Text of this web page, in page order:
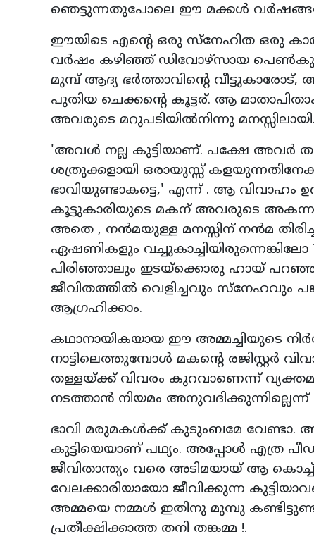
ഞെട്ടുന്നതുപോലെ ഈ മക്കള്‍
ഈയിടെ എന്റെ ഒരു സ്‌നേഹിത ഒരു
വര്‍ഷം കഴിഞ്ഞ് ഡിവോഴ്‌സായ
മുമ്പ് ആദ്യ ഭര്‍ത്താവിന്റെ
പുതിയ ചെക്കന്റെ കൂട്ടര്. ആ
അവരുടെ മറുപടിയില്‍നിന്നു
'അവള്‍ നല്ല കുട്ടിയാണ്. പക്ഷേ അവര്‍
ശത്രുക്കളായി ഒരായുസ്സ്
ഭാവിയുണ്ടാകട്ടെ,' എന്ന് . ആ വിവാഹം
കൂട്ടുകാരിയുടെ മകന് അവരുടെ
അതെ , നന്‍മയുള്ള മനസ്സിന് നന്‍മ
ഏഷണികളും
പിരിഞ്ഞാലും ഇടയ്‌ക്കൊരു ഹായ് പറഞ്ഞു
ജീവിതത്തില്‍ വെളിച്ചവും സ്‌നേഹവും
ആഗ്രഹിക്കാം.
കഥാനായികയായ ഈ അമ്മച്ചിയുടെ
നാട്ടിലെത്തുമ്പോള്‍ മകന്റെ രജിസ്റ്റര്‍
തള്ളയ്ക്ക് വിവരം കുറവാണെന്ന്
നടത്താന്‍ നിയമം അനുവദിക്കുന്നില്ലെന്ന്
ഭാവി മരുമകള്‍ക്ക് കുടുംബമേ വേണ്ടാ.
കുട്ടിയെയാണ് പഥ്യം. അപ്പോള്‍ എത്ര
ജീവിതാന്ത്യം വരെ അടിമയായ് ആ
വേലക്കാരിയായോ ജീവിക്കുന്ന
അമ്മയെ നമ്മള്‍ ഇതിനു മുമ്പു
പ്രതീക്ഷിക്കാത്ത തനി തങ്കമ്മ !.